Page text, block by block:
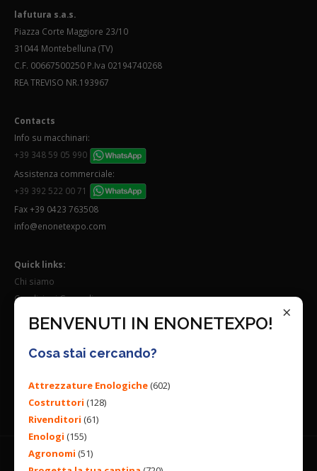
×
BENVENUTI IN ENONETEXPO!
Cosa stai cercando?
Attrezzature Enologiche(602)
Costruttori (128)
Rivenditori (61)
Enologi (155)
Agronomi (51)
lafutura s.a.s.
Piazza Corte Maggiore 23/10
31044 Montebelluna (TV)
C.F. 00667500250 P.Iva 02194740268
REA TREVISO NR.193967
Contacts
Info su macchinari:
+39 348 59 05 990
Assistenza commerciale:
+39 392 522 00 71
Fax +39 0423 763508
info@enonetexpo.com
Quick links:
Chi siamo
Condizioni Generali
Lavora con noi
Seguici su: